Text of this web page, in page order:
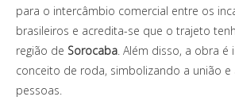
para o intercâmbio comercial entre os
brasileiros e acredita-se que o trajeto
região de Sorocaba. Além disso, a obra é
conceito de roda, simbolizando a união e
pessoas.